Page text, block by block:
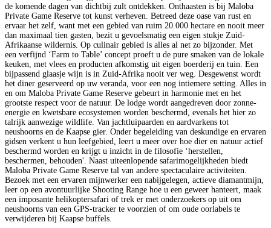
de komende dagen van dichtbij zult ontdekken. Onthaasten is bij Maloba
Private Game Reserve tot kunst verheven. Betreed deze oase van rust en
ervaar het zelf, want met een gebied van ruim 20.000 hectare en nooit meer
dan maximaal tien gasten, bezit u gevoelsmatig een eigen stukje Zuid-
Afrikaanse wildernis. Op culinair gebied is alles al net zo bijzonder. Met
een verfijnd ‘Farm to Table’ concept proeft u de pure smaken van de lokale
keuken, met vlees en producten afkomstig uit eigen boerderij en tuin. Een
bijpassend glaasje wijn is in Zuid-Afrika nooit ver weg. Desgewenst wordt
het diner geserveerd op uw veranda, voor een nog intiemere setting. Alles in
en om Maloba Private Game Reserve gebeurt in harmonie met en het
grootste respect voor de natuur. De lodge wordt aangedreven door zonne-
energie en kwetsbare ecosystemen worden beschermd, evenals het hier zo
talrijk aanwezige wildlife. Van jachtluipaarden en aardvarkens tot
neushoorns en de Kaapse gier. Onder begeleiding van deskundige en ervaren
gidsen verkent u hun leefgebied, leert u meer over hoe dier en natuur actief
beschermd worden en krijgt u inzicht in de filosofie ‘herstellen,
beschermen, behouden'. Naast uiteenlopende safarimogelijkheden biedt
Maloba Private Game Reserve tal van andere spectaculaire activiteiten.
Bezoek met een ervaren mijnwerker een nabijgelegen, actieve diamantmijn,
leer op een avontuurlijke Shooting Range hoe u een geweer hanteert, maak
een imposante helikoptersafari of trek er met onderzoekers op uit om
neushoorns van een GPS-tracker te voorzien of om oude oorlabels te
verwijderen bij Kaapse buffels.